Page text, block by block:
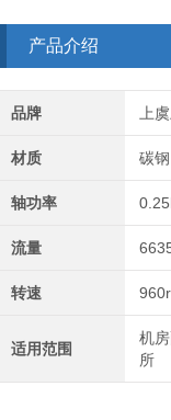
产品介绍
品牌 上
材质 碳钢
轴功率
流量
转速
适用范围
机
所